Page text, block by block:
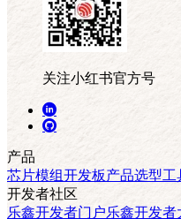
关注小红书官方号
产品
芯片模组开发板产品选型工
开发者社区
乐鑫开发者门户乐鑫开发者